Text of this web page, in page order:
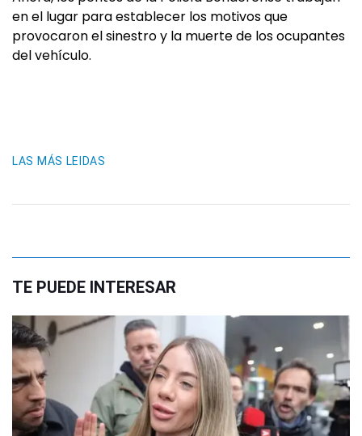
en el lugar para establecer los motivos que
provocaron el sinestro y la muerte de los ocupantes
del vehículo.
LAS MÁS LEIDAS
TE PUEDE INTERESAR